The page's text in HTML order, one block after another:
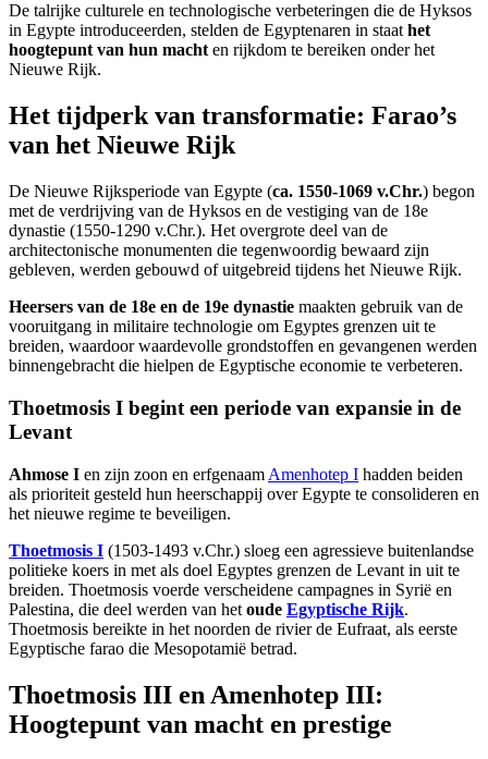
De talrijke culturele en technologische verbeteringen die de Hyksos
in Egypte introduceerden, stelden de Egyptenaren in staathet
hoogtepunt van hun machten rijkdom te bereiken onder het
Nieuwe Rijk.
Het tijdperk van transformatie: Farao’s
van het Nieuwe Rijk
De Nieuwe Rijksperiode van Egypte (ca. 1550-1069 v.Chr.) begon
met de verdrijving van de Hyksos en de vestiging van de 18e
dynastie (1550-1290 v.Chr.). Het overgrote deel van de
architectonische monumenten die tegenwoordig bewaard zijn
gebleven, werden gebouwd of uitgebreid tijdens het Nieuwe Rijk.
Heersers van de 18e en de 19e dynastie maakten gebruik van de
vooruitgang in militaire technologie om Egyptes grenzen uit te
breiden, waardoor waardevolle grondstoffen en gevangenen werden
binnengebracht die hielpen de Egyptische economie te verbeteren.
Thoetmosis I begint een periode van expansie in de
Levant
Ahmose I en zijn zoon en erfgenaam Amenhotep I hadden beiden
als prioriteit gesteld hun heerschappij over Egypte te consolideren en
het nieuwe regime te beveiligen.
Thoetmosis I (1503-1493 v.Chr.) sloeg een agressieve buitenlandse
politieke koers in met als doel Egyptes grenzen de Levant in uit te
breiden. Thoetmosis voerde verscheidene campagnes in Syrië en
Palestina, die deel werden van het oude Egyptische Rijk.
Thoetmosis bereikte in het noorden de rivier de Eufraat, als eerste
Egyptische farao die Mesopotamië betrad.
Thoetmosis III en Amenhotep III:
Hoogtepunt van macht en prestige